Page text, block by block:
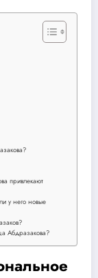
привлекают
у него новые
Абдразакова?